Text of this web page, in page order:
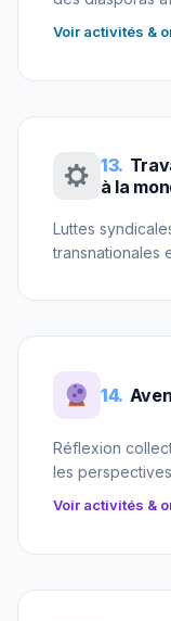
Voir activités &
13.
à la
Luttes
transnationales
14.
Réflexion
les
Voir activités &